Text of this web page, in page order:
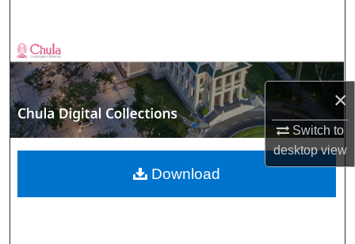
×
Switch to
desktopview
Browse Collections
My Account
About
Digital Commons Network™
Download